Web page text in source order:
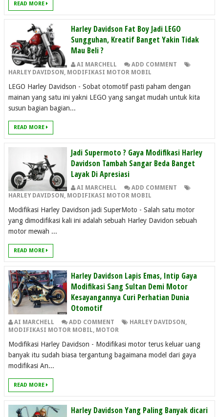
READ MORE
Harley Davidson Fat Boy Jadi LEGO
Sungguhan, Kreatif Banget Yakin Tidak
Mau Beli ?
AI MARCHELL
ADD COMMENT
HARLEY DAVIDSON MODIFIKASI MOTOR MOBIL
LEGO Harley Davidson - Sobat otomotif pasti paham dengan
mainan yang satu ini yakni LEGO yang sangat mudah untuk kita
susun bagian bagian...
READ MORE
Jadi Supermoto ? Gaya Modifikasi Harley
Davidson Tambah Sangar Beda Banget
Layak Di Apresiasi
AI MARCHELL
ADD COMMENT
HARLEY DAVIDSON , MODIFIKASI MOTOR MOBIL
Modifikasi Harley Davidson jadi SuperMoto - Salah satu motor
yang dimodifikasi kali ini adalah sebuah Harley Davidon sebuah
motor mewah ...
READ MORE
Harley Davidson Lapis Emas, Intip Gaya
Modifikasi Sang Sultan Demi Motor
Kesayangannya Curi Perhatian Dunia
Otomotif
AI MARCHELL ADD COMMENT HARLEY DAVIDSON,
MODIFIKASI MOTOR MOBIL, MOTOR
Modifikasi Harley Davidson - Modifikasi motor terus keluar uang
banyak itu sudah biasa tergantung bagaimana model dari gaya
modifikasi An...
READ MORE
Harley Davidson Yang Paling Banyak dicari